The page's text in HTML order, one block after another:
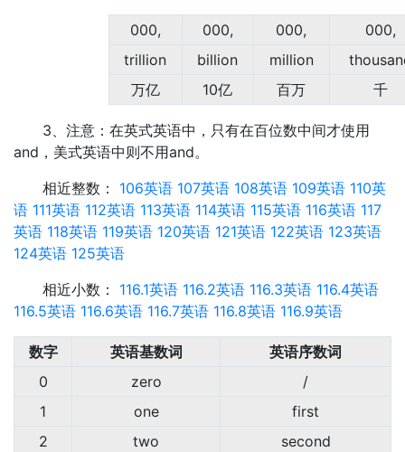
000, 000, 000,
000,
trillion
billion million
万亿
10亿 百万 千
3、注意：在英式英语中，只有在百位数中间才使用
and，美式英语中则不用and。
相近整数： 106英语 107英语 108英语 109英语 110英
语 111英语 112英语 113英语 114英语 115英语 116英语 117
英语 118英语 119英语 120英语 121英语 122英语 123英语
124英语 125英语
相近小数： 116.1英语 116.2英语 116.3英语 116.4英语
116.5英语 116.6英语 116.7英语 116.8英语 116.9英语
数字 英语基数词
英语序数词
0
zero
/
1
one
first
2
two
second